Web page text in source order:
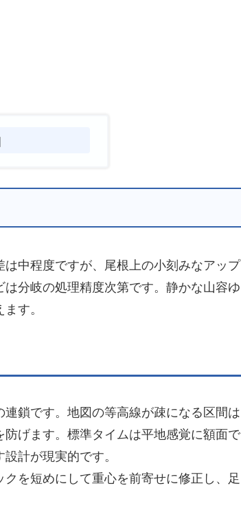
中程度ですが、尾根上の小刻みなアップ
分岐の処理精度次第です。静かな山容ゆ
す。
鎖です。地図の等高線が疎になる区間は
げます。標準タイムは平地感覚に額面で
計が現実的です。
を短めにして重心を前寄せに修正し、足